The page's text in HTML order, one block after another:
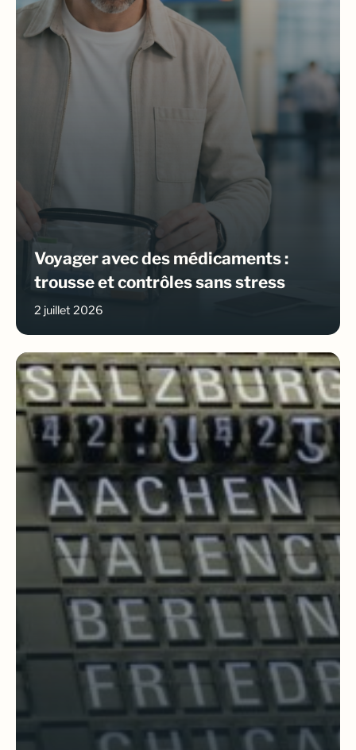
Voyager avec des médicaments :
trousse et contrôles sans stress
2 juillet 2026